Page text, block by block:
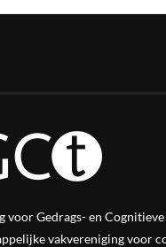
voor Gedrags- en
vakverenigingvoor